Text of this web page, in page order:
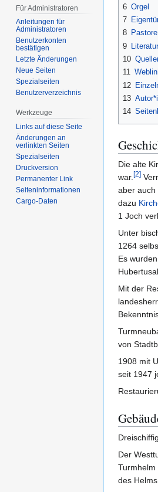
6 Orgel
7
8
9 Literatur
10
11
12
13
14
Die alte
war. [2]
aber auch
dazu
1 Joch
Unter
1264
Es
Mit der
von
1908 mit
seit 1947
Der
des
Für Administratoren
Anleitungen für
Administratoren
Benutzerkonten
bestätigen
Letzte Änderungen
Neue Seiten
Spezialseiten
Benutzerverzeichnis
Werkzeuge
Links auf diese Seite
Änderungen an
verlinkten Seiten
Spezialseiten
Druckversion
Permanenter Link
Seiten­­informationen
Cargo-Daten